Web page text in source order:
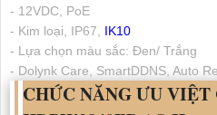
- 12VDC, PoE
- Kim loại, IP67, IK10
- Lựa chọn màu sắc: Đen/ Trắng
- Dolynk Care, SmartDDNS, Auto
CHỨC NĂNG ƯU VIỆT